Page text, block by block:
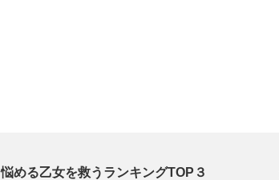
悩める乙女を救うランキングTOP３